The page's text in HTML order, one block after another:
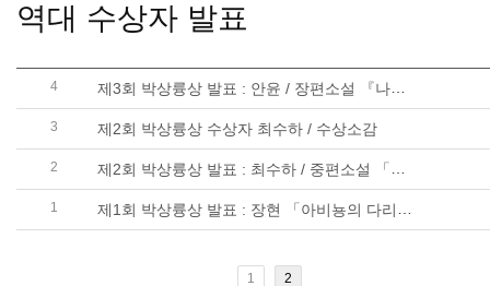
역대 수상자 발표
4 제3회 박상륭상 발표 : 안윤 / 장편소설 『나지라, 쿠르만, 이카티리나』
3 제2회 박상륭상 수상자 최수하 / 수상소감
2 제2회 박상륭상 발표 : 최수하 / 중편소설 「술래 눈 뜨다」
1 제1회 박상륭상 발표 : 장현 「아비뇽의 다리 위에서」外 39편 / 수상소감
1 2